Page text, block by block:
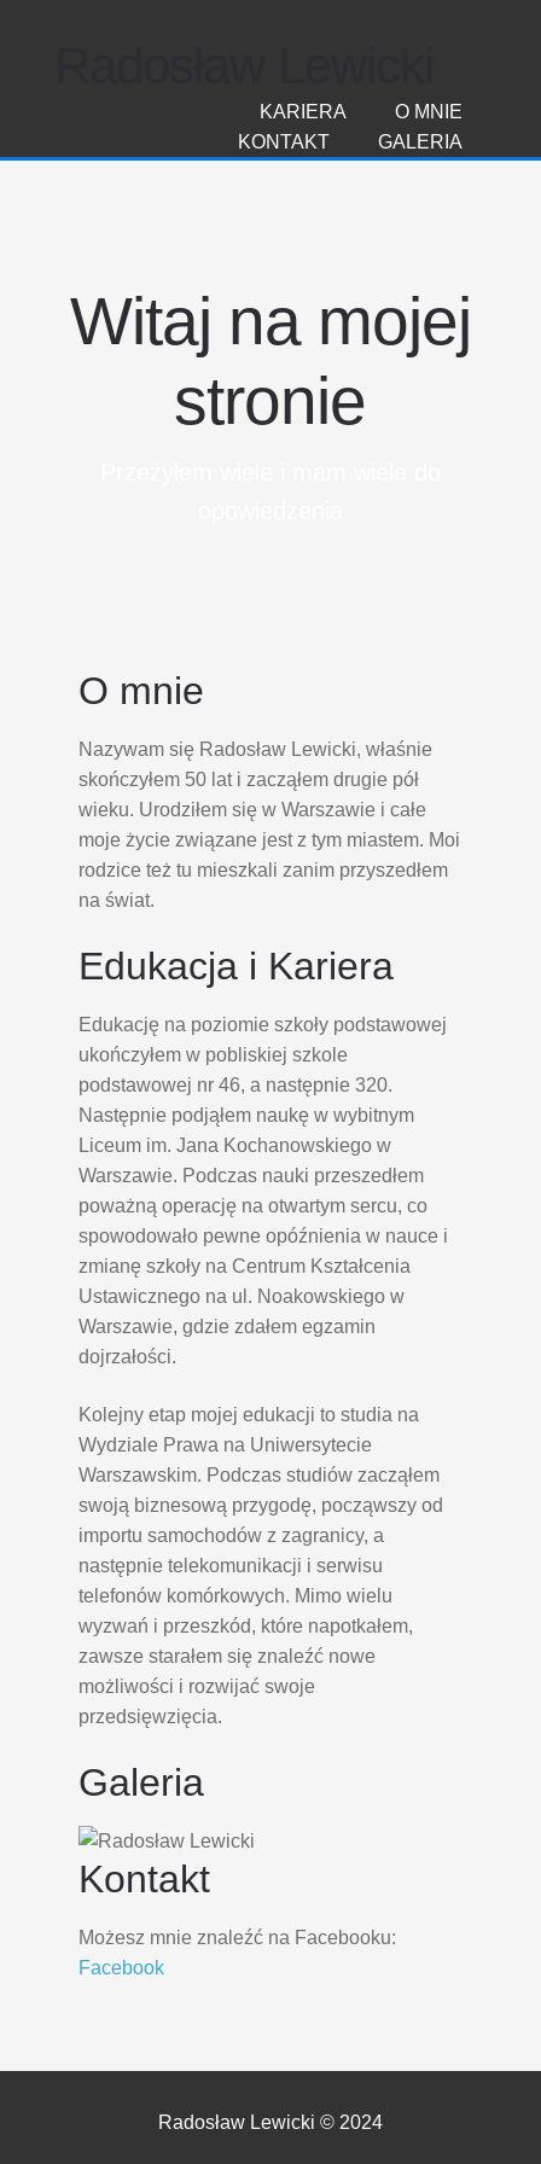
O MNIE
KARIERA
GALERIA
KONTAKT
Witaj na mojej
stronie
O mnie
Nazywam się Radosław Lewicki, właśnie
skończyłem 50 lat i zacząłem drugie pół
wieku. Urodziłem się w Warszawie i całe
moje życie związane jest z tym miastem. Moi
rodzice też tu mieszkali zanim przyszedłem
na świat.
Edukacja i Kariera
Edukację na poziomie szkoły podstawowej
ukończyłem w pobliskiej szkole
podstawowej nr 46, a następnie 320.
Następnie podjąłem naukę w wybitnym
Liceum im. Jana Kochanowskiego w
Warszawie. Podczas nauki przeszedłem
poważną operację na otwartym sercu, co
spowodowało pewne opóźnienia w nauce i
zmianę szkoły na Centrum Kształcenia
Ustawicznego na ul. Noakowskiego w
Warszawie, gdzie zdałem egzamin
dojrzałości.
Kolejny etap mojej edukacji to studia na
Wydziale Prawa na Uniwersytecie
Warszawskim. Podczas studiów zacząłem
swoją biznesową przygodę, począwszy od
importu samochodów z zagranicy, a
następnie telekomunikacji i serwisu
telefonów komórkowych. Mimo wielu
wyzwań i przeszkód, które napotkałem,
zawsze starałem się znaleźć nowe
możliwości i rozwijać swoje
przedsięwzięcia.
Galeria
Kontakt
Możesz mnie znaleźć na Facebooku:
Facebook
Radosław Lewicki © 2024